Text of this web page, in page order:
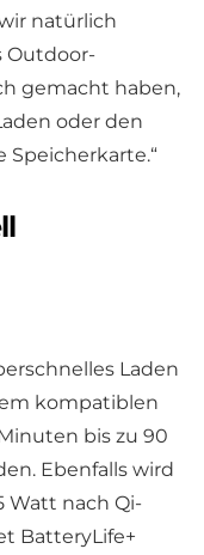
natürlich
Outdoor-
gemacht haben,
oder den
Speicherkarte.“
Laden
kompatiblen
bis zu 90
Ebenfalls wird
Watt nach Qi-
BatteryLife+